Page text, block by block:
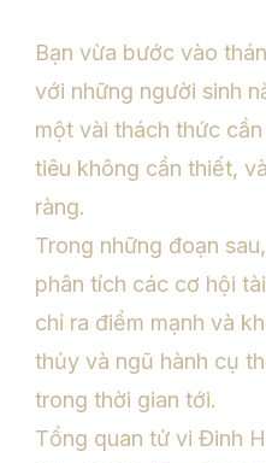
Bạn vừa bước vào
với những người sinh
một vài thách thức
tiêu không cần thiết,
ràng.
Trong những đoạn
phân tích các cơ hội
chỉ ra điểm mạnh và
thủy và ngũ hành cụ
trong thời gian tới.
Tổng quan tử vi Đinh